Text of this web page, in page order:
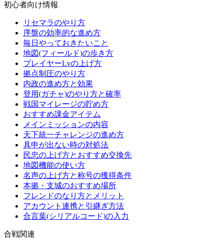
初心者向け情報
リセマラのやり方
序盤の効率的な進め方
毎日やっておきたいこと
地図(フィールド)の歩き方
プレイヤーLvの上げ方
拠点制圧のやり方
内政の進め方と効果
登用(ガチャ)のやり方と確率
戦国マイレージの貯め方
おすすめ課金アイテム
メインミッションの内容
天下統一チャレンジの進め方
具申が出ない時の対処法
民忠の上げ方とおすすめ交換先
地図機能の使い方
名声の上げ方と称号の獲得条件
本拠・支城のおすすめ場所
フレンドのなり方とメリット
アカウント連携と引継ぎ方法
合言葉(シリアルコード)の入力
合戦関連